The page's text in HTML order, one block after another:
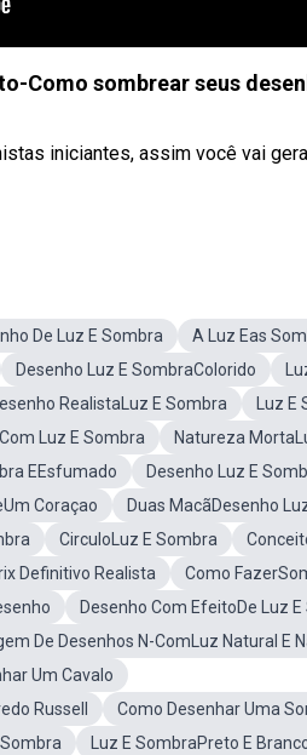
Como sombrear seus
iniciantes, assim você vai
De Luz E Sombra A Luz Eas
Desenho Luz E SombraColorido
RealistaLuz E Sombra
Luz
Luz E Sombra
Natureza
EEsfumado Desenho Luz E
Coraçao
Duas MacãDesenho
CirculoLuz E Sombra
Definitivo Realista
Como
Desenho Com EfeitoDe Luz
De Desenhos N-ComLuz Natural E
Um Cavalo
Russell
Como Desenhar Uma
Luz E SombraPreto E